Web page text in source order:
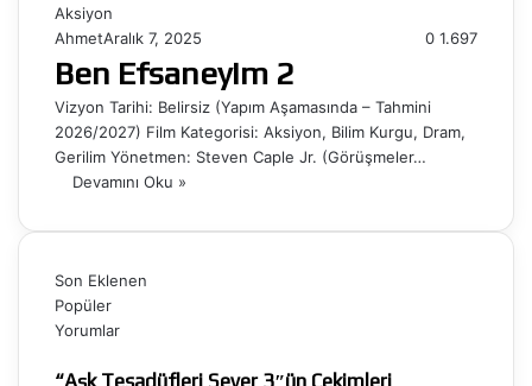
Aksiyon
AhmetAralık 7, 2025 0 1.697
Ben Efsaneyim 2
Vizyon Tarihi: Belirsiz (Yapım Aşamasında – Tahmini
2026/2027) Film Kategorisi: Aksiyon, Bilim Kurgu, Dram,
Gerilim Yönetmen: Steven Caple Jr. (Görüşmeler…
Devamını Oku »
Son Eklenen
Popüler
Yorumlar
“Aşk Tesadüfleri Sever 3″ün Çekimleri